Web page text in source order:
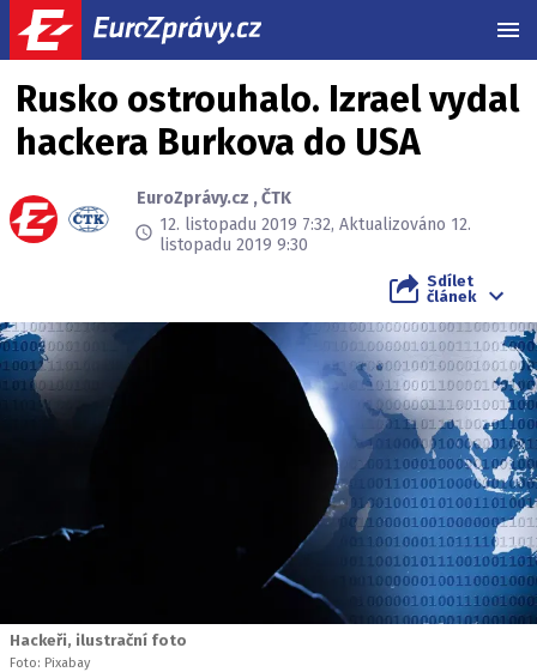
Rusko ostrouhalo. Izrael vydal
hackera Burkova do USA
EuroZprávy.cz ,ČTK
12. listopadu 2019 7:32, Aktualizováno 12.
listopadu 2019 9:30
Sdílet
článek
Hackeři, ilustrační foto
Foto: Pixabay